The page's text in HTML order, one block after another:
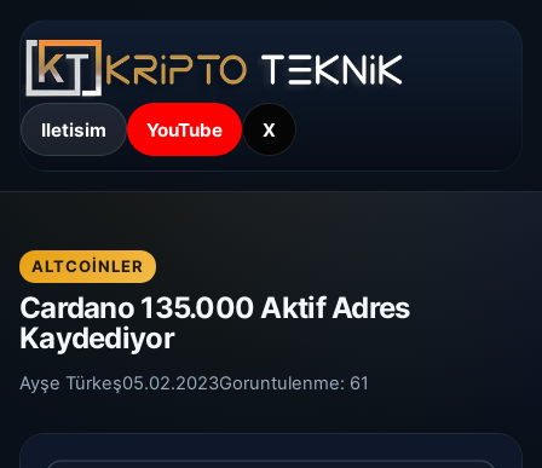
Iletisim YouTube X
ALTCOINLER
Cardano 135.000 Aktif Adres
Kaydediyor
Ayşe Türkeş05.02.2023Goruntulenme: 61